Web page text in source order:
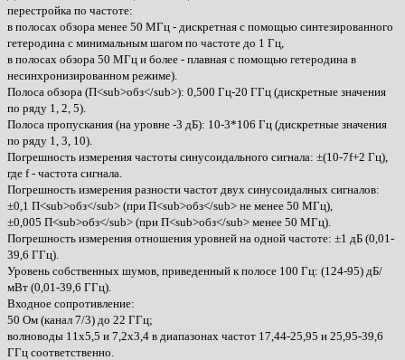
перестройка по частоте:
в полосах обзора менее 50 МГц - дискретная с помощью синтезированного
гетеродина с минимальным шагом по частоте до 1 Гц,
в полосах обзора 50 МГц и более - плавная с помощью гетеродина в
несинхронизированном режиме).
Полоса обзора (П<sub>обз</sub>): 0,500 Гц-20 ГГц (дискретные значения
по ряду 1, 2, 5).
Полоса пропускания (на уровне -3 дБ): 10-3*106 Гц (дискретные значения
по ряду 1, 3, 10).
Погрешность измерения частоты синусоидального сигнала: ±(10-7f+2 Гц),
где f - частота сигнала.
Погрешность измерения разности частот двух синусоидалных сигналов:
±0,1 П<sub>обз</sub> (при П<sub>обз</sub> не менее 50 МГц),
±0,005 П<sub>обз</sub> (при П<sub>обз</sub> менее 50 МГц).
Погрешность измерения отношения уровней на одной частоте: ±1 дБ (0,01-
39,6 ГГц).
Уровень собственных шумов, приведенный к полосе 100 Гц: (124-95) дБ/
мВт (0,01-39,6 ГГц).
Входное сопротивление:
50 Ом (канал 7/3) до 22 ГГц;
волноводы 11х5,5 и 7,2х3,4 в диапазонах частот 17,44-25,95 и 25,95-39,6
ГГц соответственно.